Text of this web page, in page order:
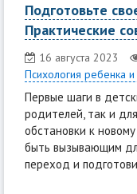
Подготовьте
Практические
16 августа 2023
Психология ребенка и
Первые шаги в
родителей, так и
обстановки к
быть вызывающим
переход и